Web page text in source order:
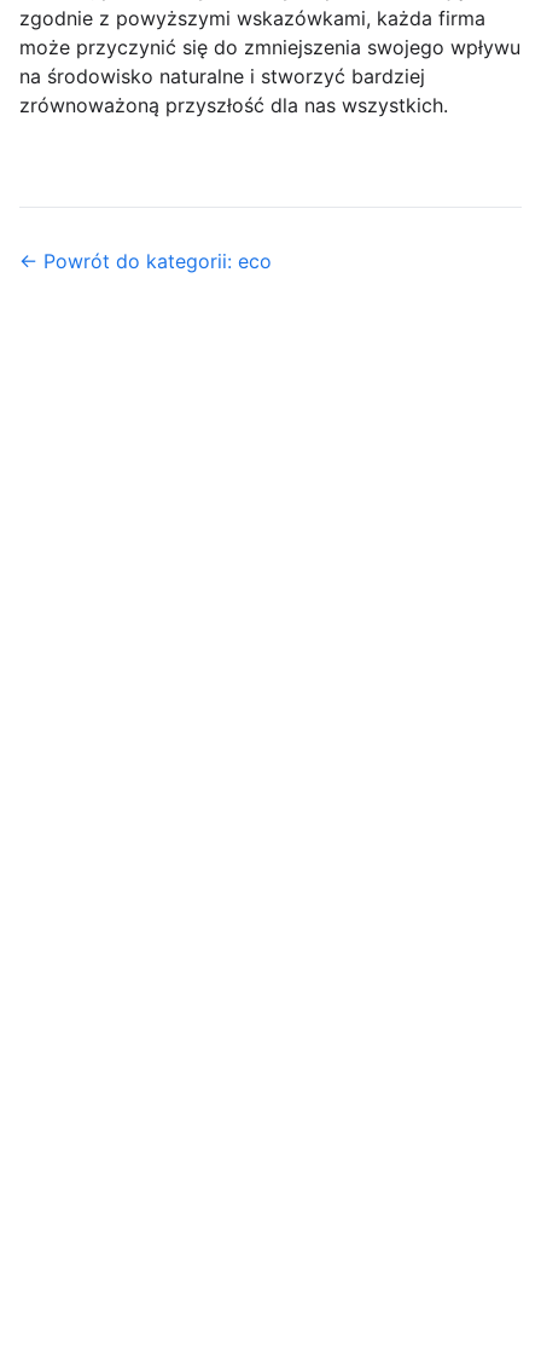
zgodnie z powyższymi wskazówkami, każda firma
może przyczynić się do zmniejszenia swojego wpływu
na środowisko naturalne i stworzyć bardziej
zrównoważoną przyszłość dla nas wszystkich.
← Powrót do kategorii: eco